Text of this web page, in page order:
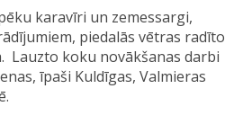
karavīri un zemessargi,
piedalās vētras radīto
Lauzto koku novākšanas darbi
īpaši Kuldīgas, Valmieras